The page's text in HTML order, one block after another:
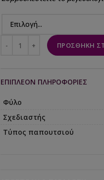
ΠΡΟΣΘΉΚΗ
ΕΠΙΠΛΈΟΝ ΠΛΗΡΟΦΟΡΊΕΣ
Φύλο
Σχεδιαστής
Τύπος παπουτσιού